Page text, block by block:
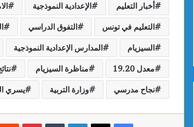
أخبار التعليم الإعدادية النموذجية
التعليم في تونس التفوق الدراسي
السيزيام المدارس الإعدادية النموذجية
معدل 19.20 مناظرة السيزيام
نجاح مدرسي وزارة التربية يسري
فيسبوكX لينكدإن